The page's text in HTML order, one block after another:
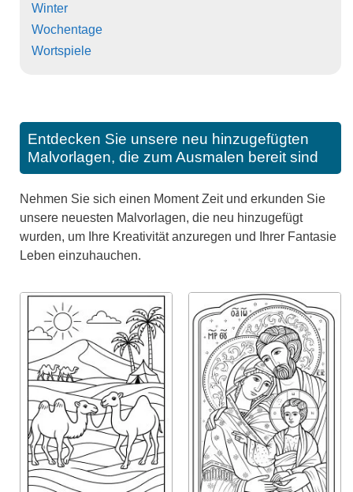
Winter
Wochentage
Wortspiele
Entdecken Sie unsere neu hinzugefügten
Malvorlagen, die zum Ausmalen bereit sind
Nehmen Sie sich einen Moment Zeit und erkunden Sie
unsere neuesten Malvorlagen, die neu hinzugefügt
wurden, um Ihre Kreativität anzuregen und Ihrer Fantasie
Leben einzuhauchen.